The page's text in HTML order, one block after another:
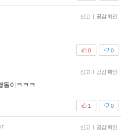
신고 | 공감 확인
0
0
신고 | 공감 확인
동이ㅋㅋㅋ
0
1
신고 | 공감 확인